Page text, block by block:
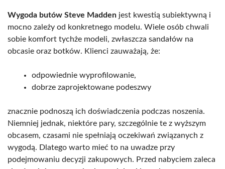
Wygoda butów Steve Madden jest kwestią subiektywną i
mocno zależy od konkretnego modelu. Wiele osób chwali
sobie komfort tychże modeli, zwłaszcza sandałów na
obcasie oraz botków. Klienci zauważają, że:
odpowiednie wyprofilowanie,
dobrze zaprojektowane podeszwy
znacznie podnoszą ich doświadczenia podczas noszenia.
Niemniej jednak, niektóre pary, szczególnie te z wyższym
obcasem, czasami nie spełniają oczekiwań związanych z
wygodą. Dlatego warto mieć to na uwadze przy
podejmowaniu decyzji zakupowych. Przed nabyciem zaleca